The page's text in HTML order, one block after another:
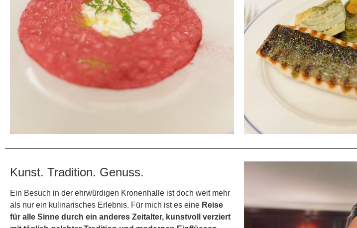
Kunst. Tradition. Genuss.
Ein Besuch in der ehrwürdigen Kronenhalle ist doch weit mehr
als nur ein kulinarisches Erlebnis. Für mich ist es eine Reise
für alle Sinne durch ein anderes Zeitalter, kunstvoll verziert